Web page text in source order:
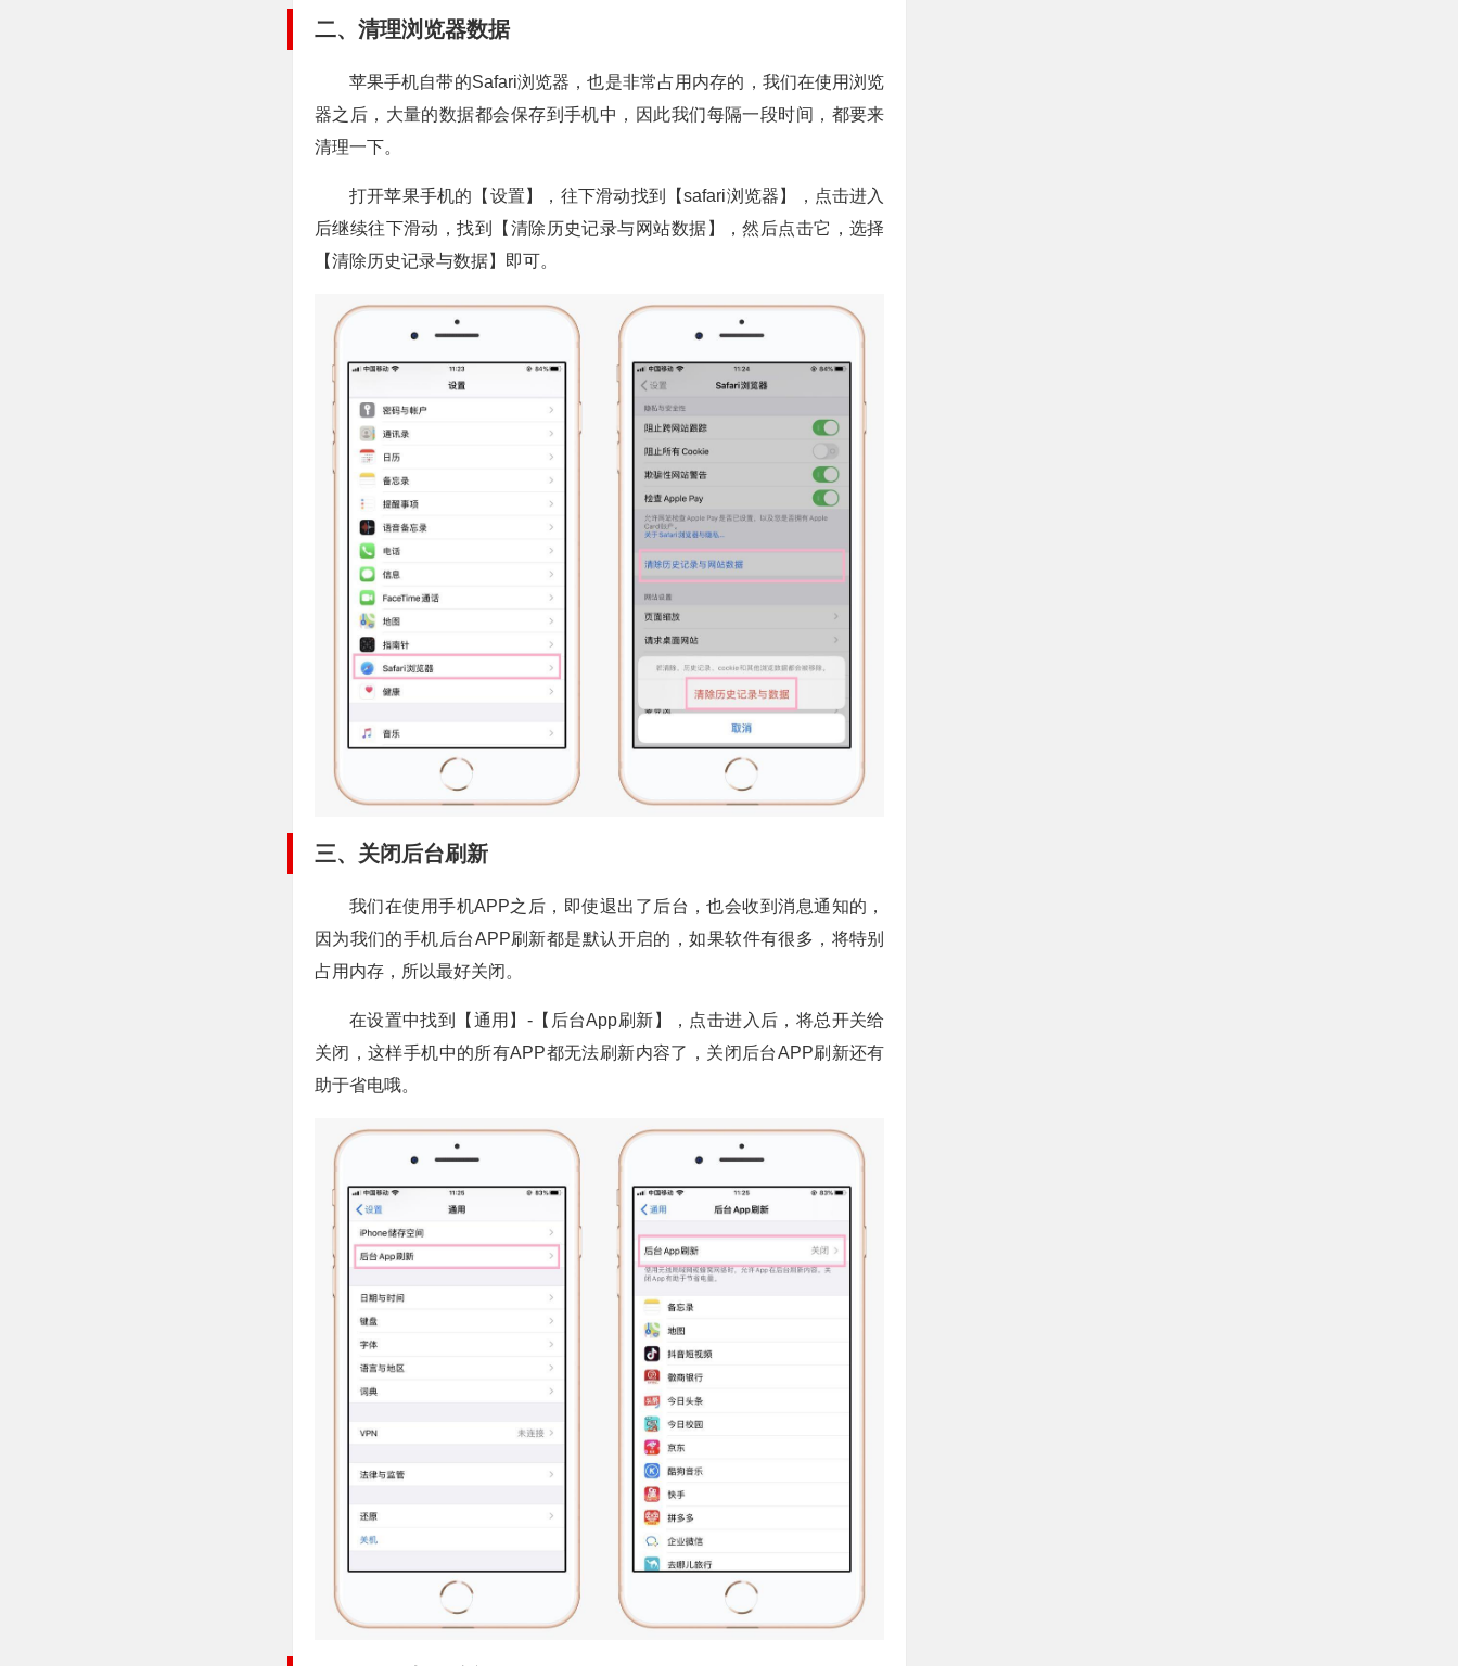
二、清理浏览器数据
苹果手机自带的Safari浏览器，也是非常占用内存的，我们在使用浏览
器之后，大量的数据都会保存到手机中，因此我们每隔一段时间，都要来
清理一下。
打开苹果手机的【设置】，往下滑动找到【safari浏览器】，点击进入
后继续往下滑动，找到【清除历史记录与网站数据】，然后点击它，选择
【清除历史记录与数据】即可。
三、关闭后台刷新
我们在使用手机APP之后，即使退出了后台，也会收到消息通知的，
因为我们的手机后台APP刷新都是默认开启的，如果软件有很多，将特别
占用内存，所以最好关闭。
在设置中找到【通用】-【后台App刷新】，点击进入后，将总开关给
关闭，这样手机中的所有APP都无法刷新内容了，关闭后台APP刷新还有
助于省电哦。